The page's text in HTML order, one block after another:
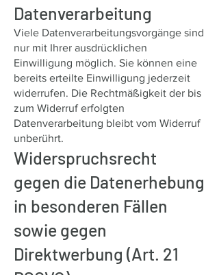
Datenverarbeitung
Viele Datenverarbeitungsvorgänge sind
nur mit Ihrer ausdrücklichen
Einwilligung möglich. Sie können eine
bereits erteilte Einwilligung jederzeit
widerrufen. Die Rechtmäßigkeit der bis
zum Widerruf erfolgten
Datenverarbeitung bleibt vom Widerruf
unberührt.
Widerspruchsrecht
gegen die Datenerhebung
in besonderen Fällen
sowie gegen
Direktwerbung (Art. 21